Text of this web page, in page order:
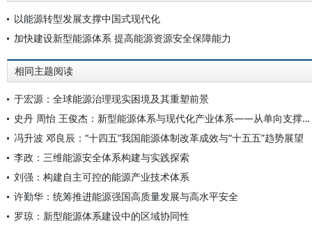
以能源转型发展支撑中国式现代化
加快建设新型能源体系 提高能源资源安全保障能力
相同主题阅读
于宏源：全球能源治理现实困境及其重塑前景
史丹 周怡 王俊杰：新型能源体系与现代化产业体系——从单向支撑到协同共进
冯升波 邓良辰：“十四五”我国能源体制改革成效与“十五五”趋势展望
李政：三维能源安全体系构建与实践探索
刘强：构建自主可控的能源产业技术体系
许勤华：统筹推进能源强国高质量发展与高水平安全
罗琼：新型能源体系建设中的区域协同性